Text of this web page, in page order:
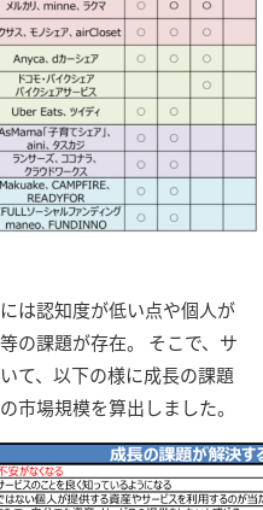
は認知度が低い点や個人が
の課題が存在。 そこで、サ
て、以下の様に成長の課題
市場規模を算出しました。